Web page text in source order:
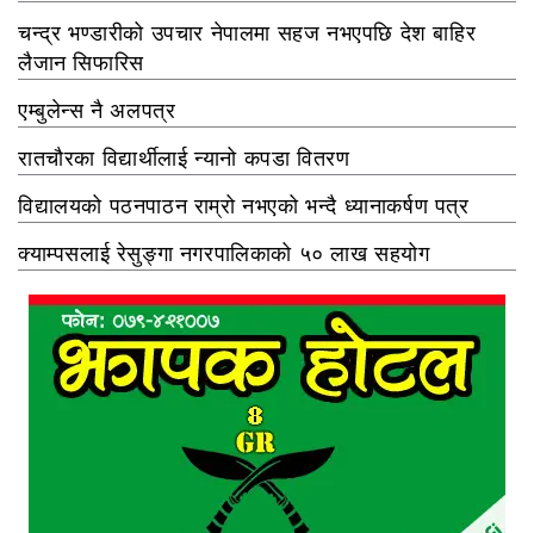
चन्द्र भण्डारीको उपचार नेपालमा सहज नभएपछि देश बाहिर
लैजान सिफारिस
एम्बुलेन्स नै अलपत्र
रातचौरका विद्यार्थीलाई न्यानो कपडा वितरण
विद्यालयको पठनपाठन राम्रो नभएको भन्दै ध्यानाकर्षण पत्र
क्याम्पसलाई रेसुङ्गा नगरपालिकाको ५० लाख सहयोग